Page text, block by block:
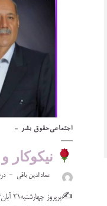
اجتماعیحقوق بشر
عمادالدین باقی